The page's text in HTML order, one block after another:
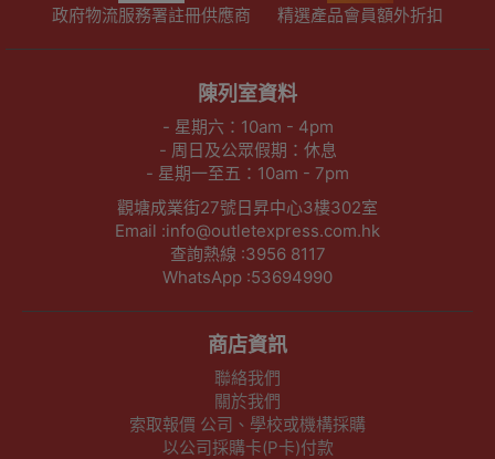
政府物流服務署註冊供應商 精選產品會員額外折扣
陳列室資料
- 星期六：10am - 4pm
- 周日及公眾假期：休息
- 星期一至五：10am - 7pm
觀塘成業街27號日昇中心3樓302室
Email :info@outletexpress.com.hk
查詢熱線 :3956 8117
WhatsApp :53694990
商店資訊
聯絡我們
關於我們
索取報價 公司、學校或機構採購
以公司採購卡(P卡)付款